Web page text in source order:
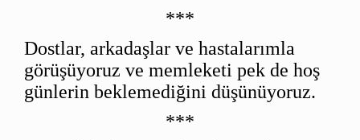
***
Dostlar, arkadaşlar ve hastalarımla
görüşüyoruz ve memleketi pek de hoş
günlerin beklemediğini düşünüyoruz.
***